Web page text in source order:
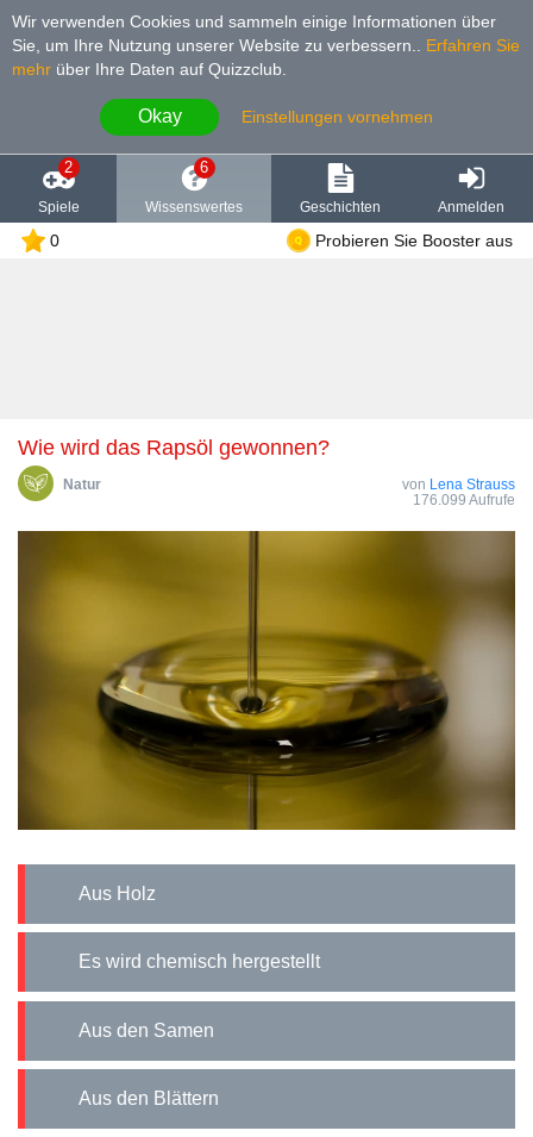
Wir verwenden Cookies und sammeln einige Informationen über
Sie, um Ihre Nutzung unserer Website zu verbessern.
Erfahren Sie
mehr über Ihre Daten auf Quizzclub.
Okay Einstellungen vornehmen
2
Spiele
6
Wissenswertes Geschichten Anmelden
0 Probieren Sie Booster aus
Wie wird das Rapsöl gewonnen?
Natur von Lena Strauss
176.099 Aufrufe
Aus Holz
Es wird chemisch hergestellt
Aus den Samen
Aus den Blättern